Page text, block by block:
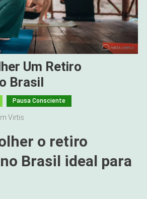
Um Retiro
Brasil
Pausa Consciente
Virtis
o retiro
Brasil ideal para